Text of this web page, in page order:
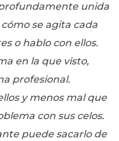
unida
se agita cada
o hablo con ellos.
en la que visto,
profesional.
y menos mal que
con sus celos.
puede sacarlo de